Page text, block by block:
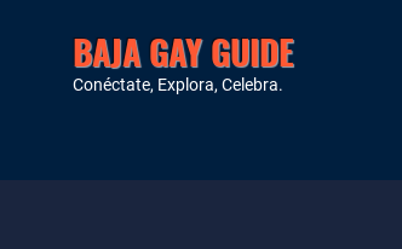
BAJA GAY GUIDE
Conéctate, Explora, Celebra.